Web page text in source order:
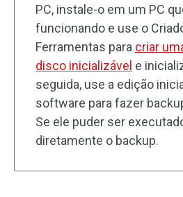
PC, instale-o em um PC
funcionando e use o
Ferramentas para criar
disco inicializável e
seguida, use a edição
software para fazer
Se ele puder ser
diretamente o backup.